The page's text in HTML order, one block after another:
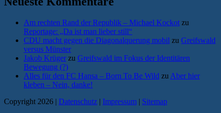
Am rechten Rand der Republik – Michael Kockot zu
Reportage: „Da ist man lieber still“
CDU macht gegen die Diagonalquerung mobil zu Greifswald
versus Münster
Jakob Krüger zu Greifswald im Fokus der Identitären
Bewegung (?)
Alles für den FC Hansa – Born To Be Wild zu Aber hier
kleben – Nein, danke!
Copyright 2026 | Datenschutz | Impressum | Sitemap